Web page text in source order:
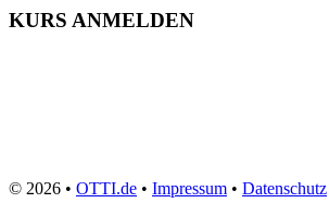
KURS ANMELDEN
© 2026 • OTTI.de • Impressum • Datenschutz